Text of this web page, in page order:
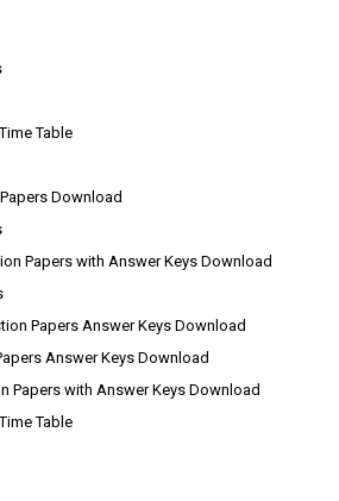
Table
Download
Papers with Answer Keys Download
Papers Answer Keys Download
Answer Keys Download
Papers with Answer Keys Download
Table